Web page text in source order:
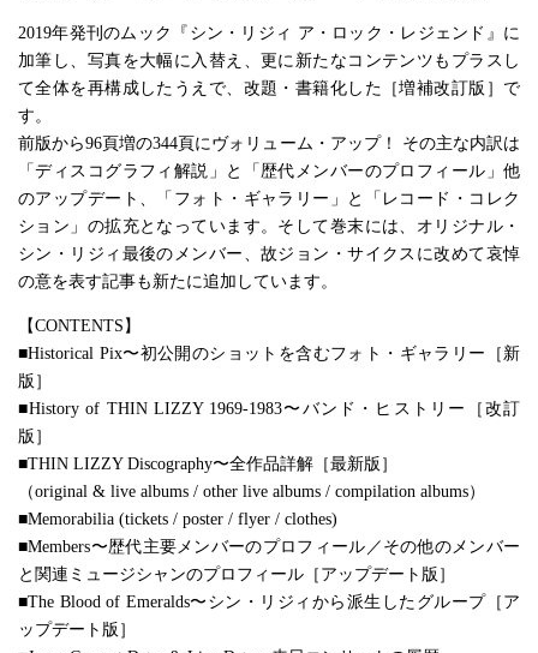
2019年発刊のムック『シン・リジィ ア・ロック・レジェンド』に
加筆し、写真を大幅に入替え、更に新たなコンテンツもプラスし
て全体を再構成したうえで、改題・書籍化した［増補改訂版］で
す。
前版から96頁増の344頁にヴォリューム・アップ！ その主な内訳は
「ディスコグラフィ解説」と「歴代メンバーのプロフィール」他
のアップデート、「フォト・ギャラリー」と「レコード・コレク
ション」の拡充となっています。そして巻末には、オリジナル・
シン・リジィ最後のメンバー、故ジョン・サイクスに改めて哀悼
の意を表す記事も新たに追加しています。
【CONTENTS】
■Historical Pix〜初公開のショットを含むフォト・ギャラリー［新
版］
■History of THIN LIZZY 1969-1983〜バンド・ヒストリー［改訂
版］
■THIN LIZZY Discography〜全作品詳解［最新版］
（original & live albums / other live albums / compilation albums）
■Memorabilia (tickets / poster / flyer / clothes)
■Members〜歴代主要メンバーのプロフィール／その他のメンバー
と関連ミュージシャンのプロフィール［アップデート版］
■The Blood of Emeralds〜シン・リジィから派生したグループ［ア
ップデート版］